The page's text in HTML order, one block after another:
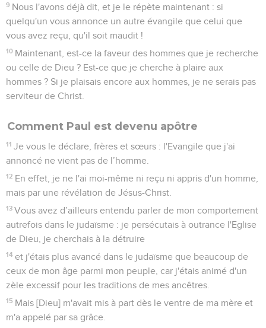
9 Nous l'avons déjà dit, et je le répète maintenant : si
quelqu'un vous annonce un autre évangile que celui que
vous avez reçu, qu'il soit maudit !
10 Maintenant, est-ce la faveur des hommes que je recherche
ou celle de Dieu ? Est-ce que je cherche à plaire aux
hommes ? Si je plaisais encore aux hommes, je ne serais pas
serviteur de Christ.
Comment Paul est devenu apôtre
11 Je vous le déclare, frères et sœurs : l'Evangile que j'ai
annoncé ne vient pas de l’homme.
12 En effet, je ne l'ai moi-même ni reçu ni appris d'un homme,
mais par une révélation de Jésus-Christ.
13 Vous avez d’ailleurs entendu parler de mon comportement
autrefois dans le judaïsme : je persécutais à outrance l'Eglise
de Dieu, je cherchais à la détruire
14 et j'étais plus avancé dans le judaïsme que beaucoup de
ceux de mon âge parmi mon peuple, car j'étais animé d'un
zèle excessif pour les traditions de mes ancêtres.
15 Mais [Dieu] m'avait mis à part dès le ventre de ma mère et
m'a appelé par sa grâce.